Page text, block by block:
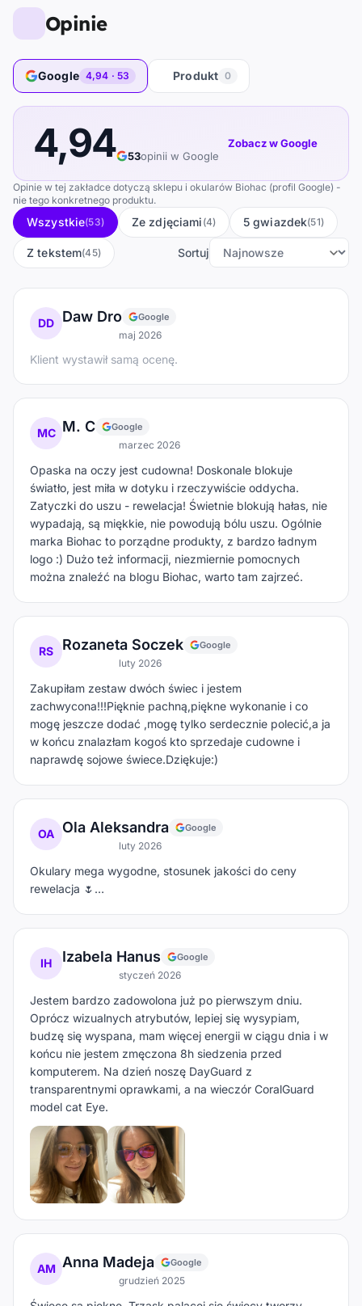
Opinie
Google 4,94 · 53 Produkt 0
4,94 53opinii w Google
Zobacz w Google
Opinie w tej zakładce dotyczą sklepu i okularów Biohac (profil Google) -
nie tego konkretnego produktu.
Wszystkie(53) Ze zdjęciami (4) 5 gwiazdek(51)
Z tekstem(45) Sortuj
DD Daw Dro Google
maj 2026
Klient wystawił samą ocenę.
MC M. C Google
marzec 2026
Opaska na oczy jest cudowna! Doskonale blokuje
światło, jest miła w dotyku i rzeczywiście oddycha.
Zatyczki do uszu - rewelacja! Świetnie blokują hałas, nie
wypadają, są miękkie, nie powodują bólu uszu. Ogólnie
marka Biohac to porządne produkty, z bardzo ładnym
logo :) Dużo też informacji, niezmiernie pomocnych
można znaleźć na blogu Biohac, warto tam zajrzeć.
RS Rozaneta Soczek Google
luty 2026
Zakupiłam zestaw dwóch świec i jestem
zachwycona!!!Pięknie pachną,piękne wykonanie i co
mogę jeszcze dodać ,mogę tylko serdecznie polecić,a ja
w końcu znalazłam kogoś kto sprzedaje cudowne i
naprawdę sojowe świece.Dziękuje:)
OA Ola Aleksandra Google
luty 2026
Okulary mega wygodne, stosunek jakości do ceny
rewelacja 🌷…
IH Izabela Hanus Google
styczeń 2026
Jestem bardzo zadowolona już po pierwszym dniu.
Oprócz wizualnych atrybutów, lepiej się wysypiam,
budzę się wyspana, mam więcej energii w ciągu dnia i w
końcu nie jestem zmęczona 8h siedzenia przed
komputerem. Na dzień noszę DayGuard z
transparentnymi oprawkami, a na wieczór CoralGuard
model cat Eye.
AM Anna Madeja Google
grudzień 2025